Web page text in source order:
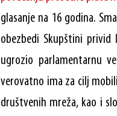
glasanje na 16 godina.
obezbedi Skupštini
ugrozio parlamentarnu
verovatno ima za cilj
društvenih mreža, kao i